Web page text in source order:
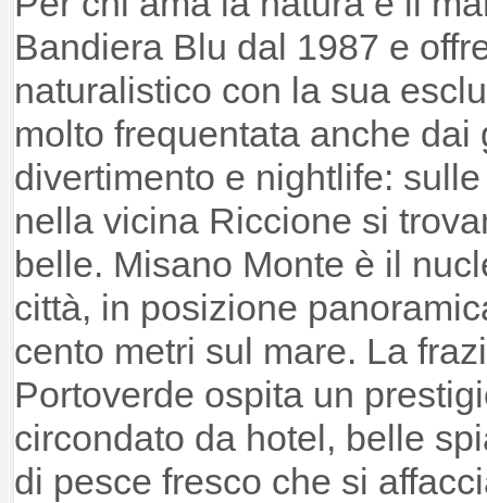
Bandiera Blu dal 1987 e
naturalistico con la sua
molto frequentata anche
divertimento e nightlife:
nella vicina Riccione si
belle. Misano Monte è il
città, in posizione
cento metri sul mare. La
Portoverde ospita un
circondato da hotel, belle
di pesce fresco che si